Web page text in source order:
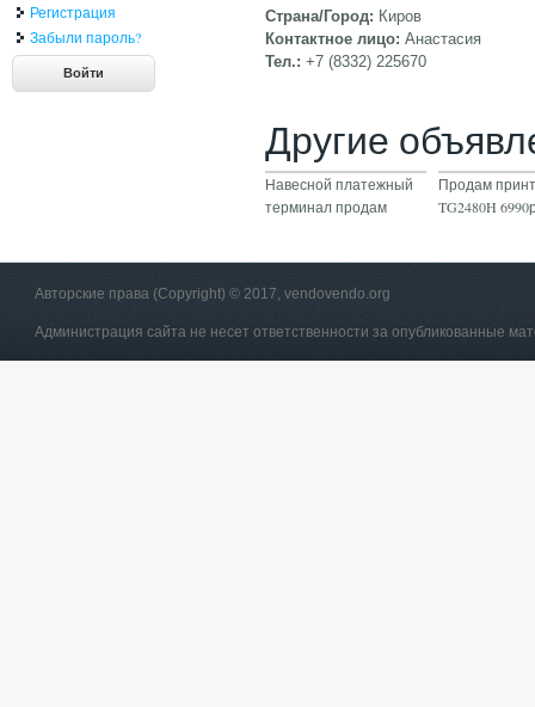
Страна/Город: Киров
Контактное лицо: Анастасия
Тел.: +7 (8332) 225670
Другие
Навесной платежный
терминал продам
Продам
TG2480H
Регистрация
Забыли пароль?
Авторские права (Copyright) © 2017, vendovendo.org
Администрация сайта не несет ответственности за опубликованные